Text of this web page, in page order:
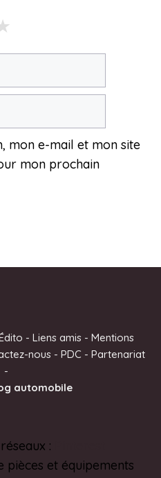
mon e-mail et mon site
mon prochain
- Liens amis - Mentions
nous- PDC - Partenariat
-
automobile
:
pièces et équipements